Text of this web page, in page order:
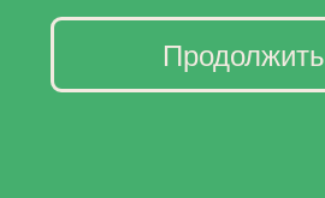
Продолжить